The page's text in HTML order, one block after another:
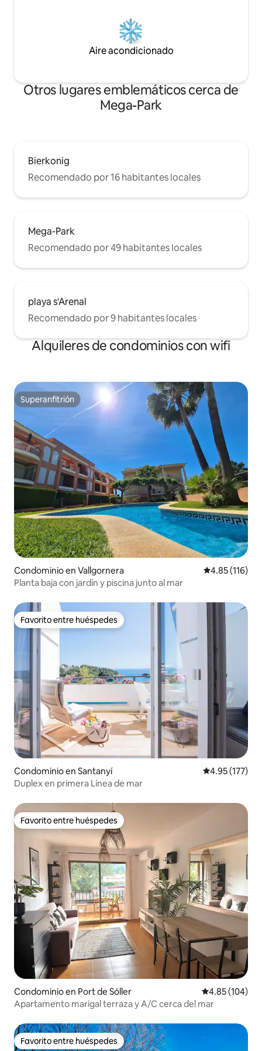
Aire acondicionado
Otros lugares emblemáticos cerca de
Mega-Park
Bierkonig
Recomendado por 16 habitantes locales
Mega-Park
Recomendado por 49 habitantes locales
playa s'Arenal
Recomendado por 9 habitantes locales
Alquileres de condominios con wifi
Superanfitrión
Superanfitrión
Condominio en Vallgornera Calificación
4.85 (116)
Planta baja con jardín y piscina junto al mar
Favorito entre huéspedes
Favorito entre huéspedes
Condominio en Santanyí Calificación
4.95 (177)
Duplex en primera Línea de mar
Favorito entre huéspedes
Favorito entre huéspedes
Condominio en Port de Sóller Calificación
4.85 (104)
Apartamento marigal terraza y A/C cerca del mar
Favorito entre huéspedes
Favorito entre huéspedes